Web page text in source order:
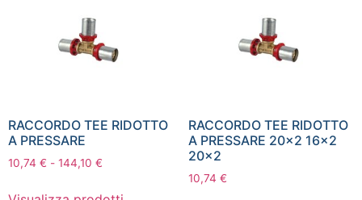
RACCORDO TEE RIDOTTO
A PRESSARE
10,74 € - 144,10 €
RACCORDO TEE RIDOTTO
A PRESSARE 20×2 16×2
20×2
10,74 €